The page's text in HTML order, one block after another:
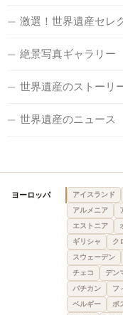
激選！世界遺産セレ
絶景写真ギャラリー
世界遺産のストーリ
世界遺産のニュース
ヨーロッパ アイスランド
アルメニア
エストニア
ギリシャ
ク
スウェーデン
チェコ
デン
バチカン
フ
ベルギー
ボ